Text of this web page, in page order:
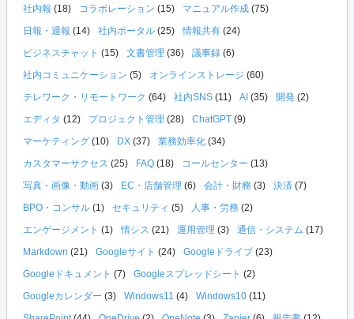
社内報 (18) コラボレーション (15) マニュアル作成 (75)
日報・週報 (14) 社内ポータル (25) 情報共有 (24)
ビジネスチャット (15) 文書管理 (36) 議事録 (6)
社内コミュニケーション (5) オンラインストレージ (60)
テレワーク・リモートワーク (64) 社内SNS (11) AI (35) 開発 (2)
エディタ (12) プロジェクト管理 (28) ChatGPT (9)
マーケティング (10) DX (37) 業務効率化 (34)
カスタマーサクセス (25) FAQ (18) コールセンター (13)
写真・画像・動画 (3) EC・店舗管理 (6) 会計・財務 (3) 決済 (7)
BPO・コンサル (1) セキュリティ (5) 人事・労務 (2)
エンゲージメント (1) 情シス (21) 運用管理 (3) 通信・システム (17)
Markdown (21) Googleサイト (24) Googleドライブ (23)
Googleドキュメント (7) Googleスプレッドシート (2)
Googleカレンダー (3) Windows11 (4) Windows10 (11)